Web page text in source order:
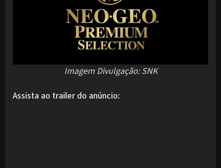
Imagem Divulgação: SNK
Assista ao trailer do anúncio: